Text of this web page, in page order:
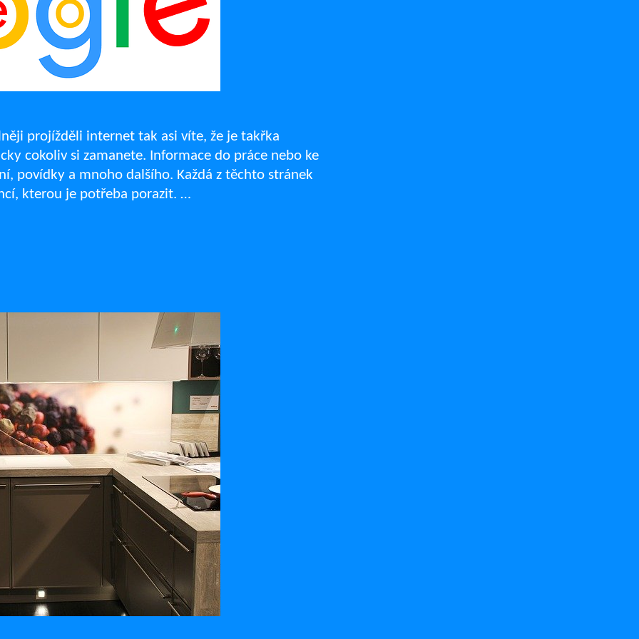
projížděli internet tak asi víte, že je takřka
cokoliv si zamanete. Informace do práce nebo ke
povídky a mnoho dalšího. Každá z těchto stránek
kterou je potřeba porazit. …